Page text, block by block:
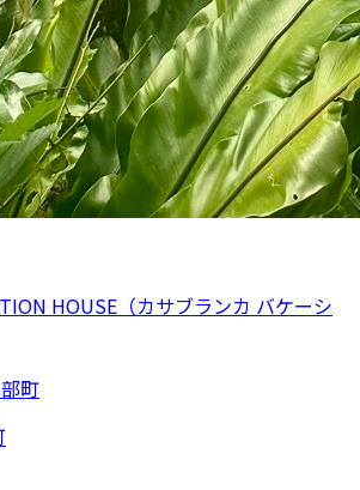
HOUSE（カサブランカ バケーシ
町